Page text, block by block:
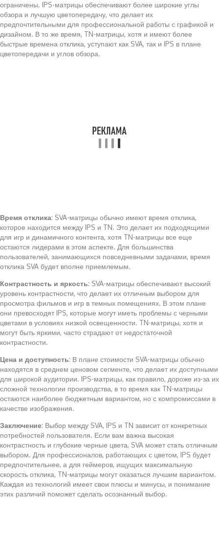
ограничены. IPS-матрицы обеспечивают более широкие углы
обзора и лучшую цветопередачу, что делает их
предпочтительными для профессиональной работы с графикой и
дизайном. В то же время, TN-матрицы, хотя и имеют более
быстрые времена отклика, уступают как SVA, так и IPS в плане
цветопередачи и углов обзора.
Время отклика: SVA-матрицы обычно имеют время отклика,
которое находится между IPS и TN. Это делает их подходящими
для игр и динамичного контента, хотя TN-матрицы все еще
остаются лидерами в этом аспекте. Для большинства
пользователей, занимающихся повседневными задачами, время
отклика SVA будет вполне приемлемым.
Контрастность и яркость: SVA-матрицы обеспечивают высокий
уровень контрастности, что делает их отличным выбором для
просмотра фильмов и игр в темных помещениях. В этом плане
они превосходят IPS, которые могут иметь проблемы с черными
цветами в условиях низкой освещенности. TN-матрицы, хотя и
могут быть яркими, часто страдают от недостаточной
контрастности.
Цена и доступность: В плане стоимости SVA-матрицы обычно
находятся в среднем ценовом сегменте, что делает их доступными
для широкой аудитории. IPS-матрицы, как правило, дороже из-за их
сложной технологии производства, в то время как TN-матрицы
остаются наиболее бюджетным вариантом, но с компромиссами в
качестве изображения.
Заключение: Выбор между SVA, IPS и TN зависит от конкретных
потребностей пользователя. Если вам важна высокая
контрастность и глубокие черные цвета, SVA может стать отличным
выбором. Для профессионалов, работающих с цветом, IPS будет
предпочтительнее, а для геймеров, ищущих максимальную
скорость отклика, TN-матрицы могут оказаться лучшим вариантом.
Каждая из технологий имеет свои плюсы и минусы, и понимание
этих различий поможет сделать осознанный выбор.